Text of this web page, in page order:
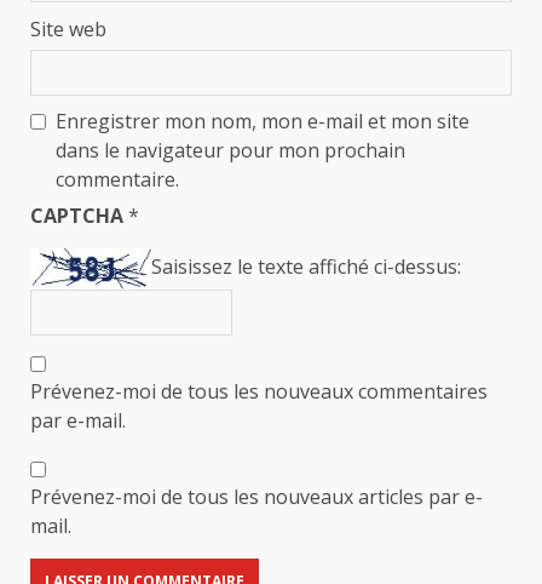
Site web
Enregistrer mon nom, mon e-mail et mon site
dans le navigateur pour mon prochain
commentaire.
CAPTCHA*
Saisissez le texte affiché ci-dessus:
Prévenez-moi de tous les nouveaux commentaires
par e-mail.
Prévenez-moi de tous les nouveaux articles par e-
mail.